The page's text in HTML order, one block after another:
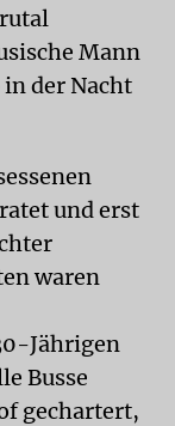
Mann
der Nacht
und erst
waren
Jährigen
Busse
gechartert,